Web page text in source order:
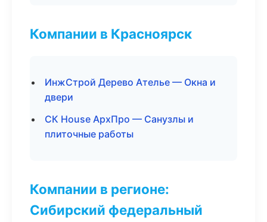
Компании в Красноярск
ИнжСтрой Дерево Ателье — Окна и
двери
СК House АрхПро — Санузлы и
плиточные работы
Компании в регионе:
Сибирский федеральный